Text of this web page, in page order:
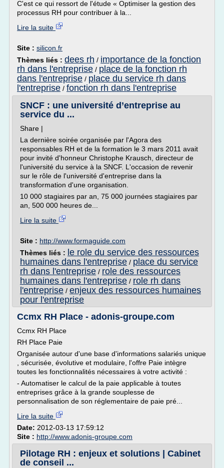
C'est ce qui ressort de l'étude « Optimiser la gestion des
processus RH pour contribuer à la...
Lire la suite
Site : silicon.fr
Thèmes liés : dees rh / importance de la fonction
rh dans l'entreprise / place de la fonction rh
dans l'entreprise / place du service rh dans
l'entreprise / fonction rh dans l'entreprise
SNCF : une université d’entreprise au
service du ...
Share |
La dernière soirée organisée par l'Agora des
responsables RH et de la formation le 3 mars 2011 avait
pour invité d'honneur Christophe Krausch, directeur de
l'université du service à la SNCF. L'occasion de revenir
sur le rôle de l'université d'entreprise dans la
transformation d'une organisation.
10 000 stagiaires par an, 75 000 journées stagiaires par
an, 500 000 heures de...
Lire la suite
Site : http://www.formaguide.com
Thèmes liés : le role du service des ressources
humaines dans l'entreprise / place du service
rh dans l'entreprise / role des ressources
humaines dans l'entreprise / role rh dans
l'entreprise / enjeux des ressources humaines
pour l'entreprise
Ccmx RH Place - adonis-groupe.com
Ccmx RH Place
RH Place Paie
Organisée autour d'une base d'informations salariés unique
, sécurisée, évolutive et modulaire, l'offre Paie intègre
toutes les fonctionnalités nécessaires à votre activité :
- Automatiser le calcul de la paie applicable à toutes
entreprises grâce à la grande souplesse de
personnalisation de son réglementaire de paie pré...
Lire la suite
Date: 2012-03-13 17:59:12
Site : http://www.adonis-groupe.com
Pilotage RH : enjeux et solutions | Cabinet
de conseil ...